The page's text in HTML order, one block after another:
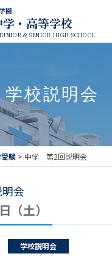
園
・高等学校
& SENIOR HIGH SCHOOL
学校説明会
験 > 中学 第2回説明会
会
（土）
学校説明会